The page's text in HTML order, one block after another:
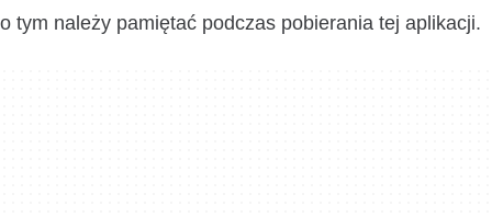
o tym należy pamiętać podczas pobierania tej aplikacji.